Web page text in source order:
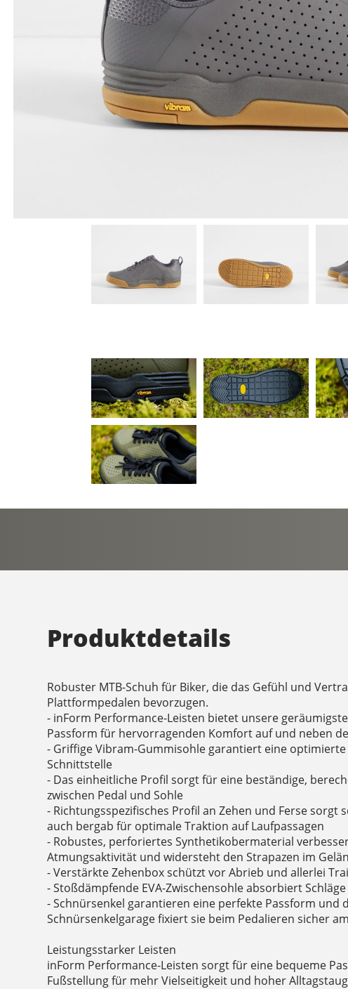
Produktdetails
Robuster MTB-Schuh für Biker, die das Gefühl und
Plattformpedalen bevorzugen.
- inForm Performance-Leisten bietet unsere
Passform für hervorragenden Komfort auf und neben
- Griffige Vibram-Gummisohle garantiert eine optimierte
Schnittstelle
- Das einheitliche Profil sorgt für eine beständige,
zwischen Pedal und Sohle
- Richtungsspezifisches Profil an Zehen und Ferse sorgt
auch bergab für optimale Traktion auf Laufpassagen
- Robustes, perforiertes Synthetikobermaterial
Atmungsaktivität und widersteht den Strapazen im
- Verstärkte Zehenbox schützt vor Abrieb und allerlei
- Stoßdämpfende EVA-Zwischensohle absorbiert Schläge
- Schnürsenkel garantieren eine perfekte Passform und
Schnürsenkelgarage fixiert sie beim Pedalieren sicher
Leistungsstarker Leisten
inForm Performance-Leisten sorgt für eine bequeme
Fußstellung für mehr Vielseitigkeit und hoher